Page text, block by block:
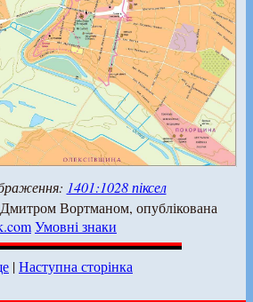
1401:1028 піксел
Вортманом, опублікована
Умовні знаки
|Наступна сторінка